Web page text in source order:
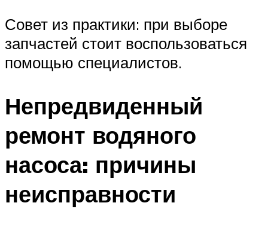
Совет из практики: при выборе
запчастей стоит воспользоваться
помощью специалистов.
Непредвиденный
ремонт водяного
насоса: причины
неисправности